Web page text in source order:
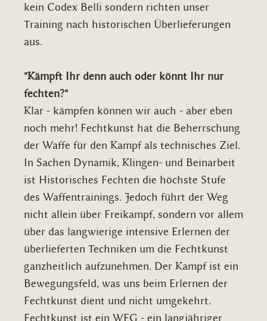
kein Codex Belli sondern richten unser
Training nach historischen Überlieferungen
aus.
"Kämpft Ihr denn auch oder könnt Ihr nur
fechten?"
Klar - kämpfen können wir auch - aber eben
noch mehr! Fechtkunst hat die Beherrschung
der Waffe für den Kampf als technisches Ziel.
In Sachen Dynamik, Klingen- und Beinarbeit
ist Historisches Fechten die höchste Stufe
des Waffentrainings. Jedoch führt der Weg
nicht allein über Freikampf, sondern vor allem
über das langwierige intensive Erlernen der
überlieferten Techniken um die Fechtkunst
ganzheitlich aufzunehmen. Der Kampf ist ein
Bewegungsfeld, was uns beim Erlernen der
Fechtkunst dient und nicht umgekehrt.
Fechtkunst ist ein WEG - ein langjähriger